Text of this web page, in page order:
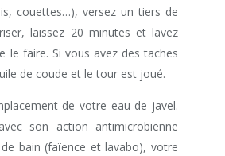
couettes…), versez un tiers de
laissez 20 minutes et lavez
le faire. Si vous avez des taches
de coude et le tour est joué.
de votre eau de javel.
son action antimicrobienne
bain (faïence et lavabo), votre